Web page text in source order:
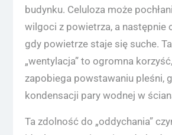
budynku. Celuloza może
wilgoci z powietrza, a następnie
gdy powietrze staje się suche.
„wentylacja” to ogromna
zapobiega powstawaniu pleśni,
kondensacji pary wodnej w
Ta zdolność do „oddychania”